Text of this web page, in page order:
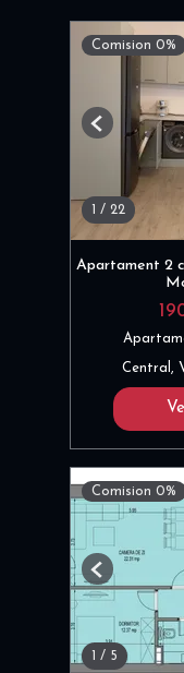
Comision 0%
/ 22
Previous
Apartament 2
Central,
Comision 0%
/ 5
Previous